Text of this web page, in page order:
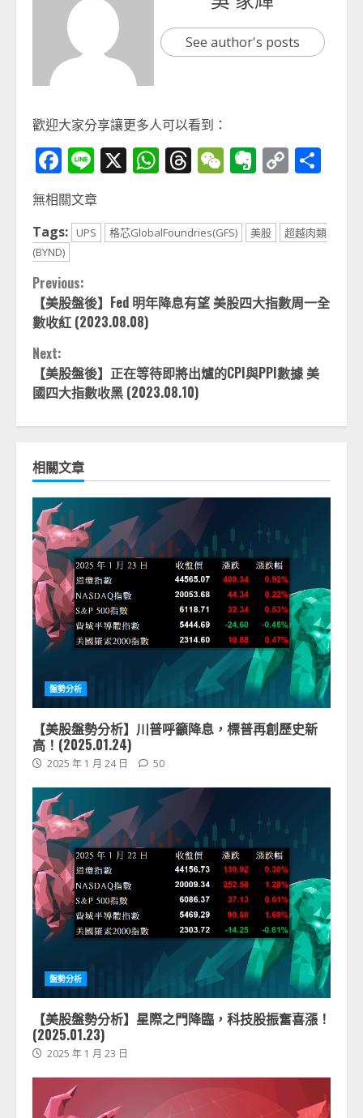
See author's posts
歡迎大家分享讓更多人可以看到：
Facebook
Line
X WhatsApp
Threads
WeChat
Evernote
Copy
無相關文章
Tags:
UPS 格芯GlobalFoundries(GFS) 美股
超越肉類
(BYND)
Continue
Reading
Previous:
【美股盤後】Fed 明年降息有望 美股四大指數周一全
數收紅 (2023.08.08)
Next:
【美股盤後】正在等待即將出爐的CPI與PPI數據 美
國四大指數收黑 (2023.08.10)
相關文章
盤勢分析
【美股盤勢分析】川普呼籲降息，標普再創歷史新
高！(2025.01.24)
2025 年 1 月 24 日 50
盤勢分析
【美股盤勢分析】星際之門降臨，科技股振奮喜漲！
(2025.01.23)
2025 年 1 月 23 日